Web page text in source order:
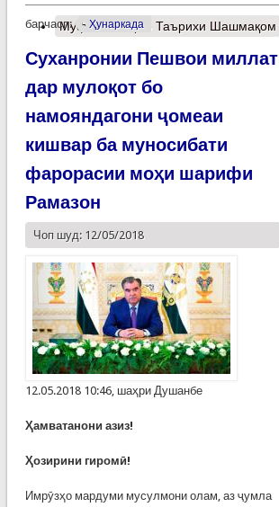
барчасп: Ҳунаркада
Муфассалтаро Таърихи Шашмақом
Суханронии Пешвои миллат
дар мулоқот бо
намояндагони ҷомеаи
кишвар ба муносибати
фарорасии моҳи шарифи
Рамазон
Чоп шуд: 12/05/2018
12.05.2018 10:46, шаҳри Душанбе
Ҳамватанони азиз!
Ҳозирини гиромӣ!
Имрӯзҳо мардуми мусулмони олам, аз ҷумла